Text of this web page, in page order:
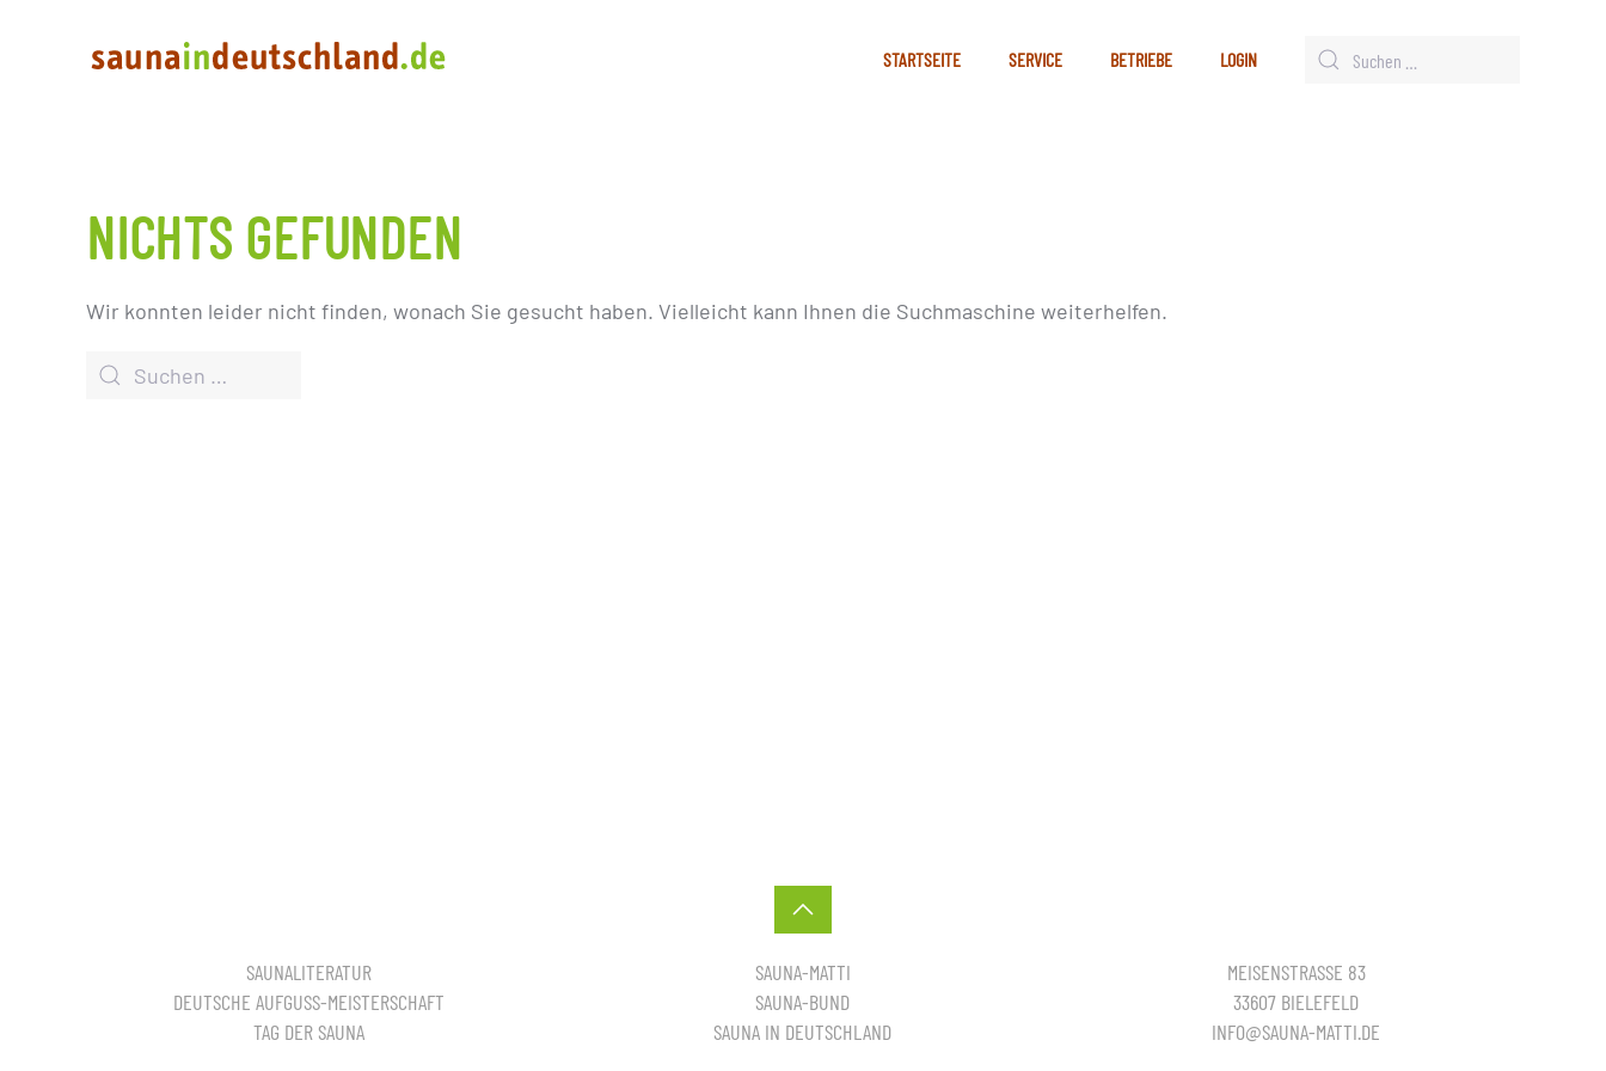
STARTSEITE SERVICE BETRIEBE LOGIN
NICHTS GEFUNDEN
Wir konnten leider nicht finden, wonach Sie gesucht haben. Vielleicht kann Ihnen die Suchmaschine weiterhelfen.
SAUNALITERATUR
DEUTSCHE AUFGUSS-MEISTERSCHAFT
TAG DER SAUNA
SAUNA-MATTI
SAUNA-BUND
SAUNA IN DEUTSCHLAND
MEISENSTRASSE 83
33607 BIELEFELD
INFO@SAUNA-MATTI.DE